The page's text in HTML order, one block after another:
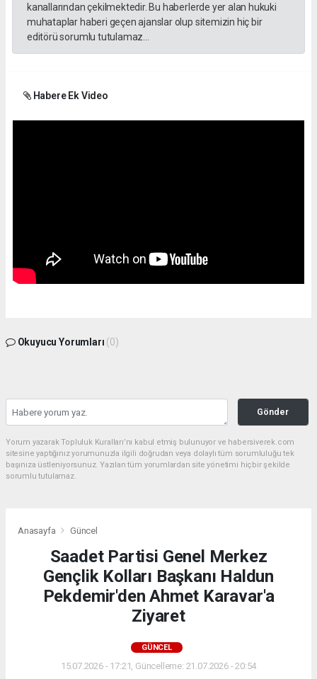
kanallarından çekilmektedir. Bu haberlerde yer alan hukuki
muhataplar haberi geçen ajanslar olup sitemizin hiç bir
editörü sorumlu tutulamaz...
Habere Ek Video
Okuyucu Yorumları (0)
Gönder
Yorum yazarak Topluluk Kuralları’nı kabul etmiş bulunuyor ve habersiverek.com
sitesine yaptığınız yorumunuzla ilgili doğrudan veya dolaylı tüm sorumluluğu tek
başınıza üstleniyorsunuz. Yazılan tüm yorumlardan site yönetimi hiçbir şekilde
sorumlu tutulamaz.
Anasayfa Güncel
Saadet Partisi Genel Merkez
Gençlik Kolları Başkanı Haldun
Pekdemir'den Ahmet Karavar'a
Ziyaret
GÜNCEL
15.07.2026 - 17:21, Güncelleme: 21.07.2026 - 20:54